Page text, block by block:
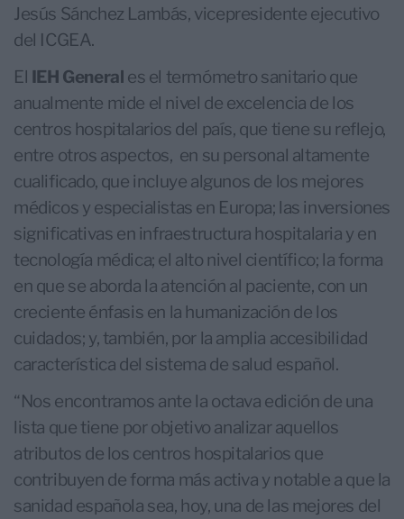
Jesús Sánchez Lambás, vicepresidente ejecutivo
del ICGEA.
El IEH General es el termómetro sanitario que
anualmente mide el nivel de excelencia de los
centros hospitalarios del país, que tiene su reflejo,
entre otros aspectos, en su personal altamente
cualificado, que incluye algunos de los mejores
médicos y especialistas en Europa; las inversiones
significativas en infraestructura hospitalaria y en
tecnología médica; el alto nivel científico; la forma
en que se aborda la atención al paciente, con un
creciente énfasis en la humanización de los
cuidados; y, también, por la amplia accesibilidad
característica del sistema de salud español.
“Nos encontramos ante la octava edición de una
lista que tiene por objetivo analizar aquellos
atributos de los centros hospitalarios que
contribuyen de forma más activa y notable a que la
sanidad española sea, hoy, una de las mejores del